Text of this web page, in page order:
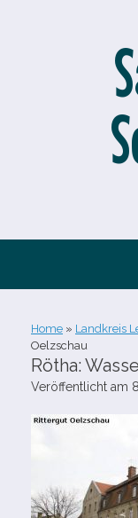
Home » Landkreis
Oelzschau
Rötha:
Veröffentlicht am